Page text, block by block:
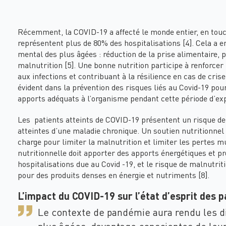
Récemment, la COVID-19 a affecté le monde entier, en
représentent plus de 80% des hospitalisations [4]. Cela a
mental des plus âgées : réduction de la prise
malnutrition [5]. Une bonne nutrition participe à renforcer
aux infections et contribuant à la résilience en cas de
évident dans la prévention des risques liés au Covid-19
apports adéquats à l’organisme pendant cette période
Les patients atteints de COVID-19 présentent un risque
atteintes d’une maladie chronique. Un soutien
charge pour limiter la malnutrition et limiter les pertes
nutritionnelle doit apporter des apports énergétiques et
hospitalisations due au Covid -19, et le risque de
pour des produits denses en énergie et nutriments [8].
L’impact du COVID-19 sur l’état d’esprit des
Le contexte de pandémie aura rendu